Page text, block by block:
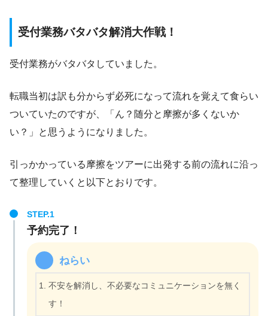
受付業務バタバタ解消大作戦！
受付業務がバタバタしていました。
転職当初は訳も分からず必死になって流れを覚えて食らい
ついていたのですが、「ん？随分と摩擦が多くないか
い？」と思うようになりました。
引っかかっている摩擦をツアーに出発する前の流れに沿っ
て整理していくと以下とおりです。
予約完了！
ねらい
不安を解消し、不必要なコミュニケーションを無く
す！